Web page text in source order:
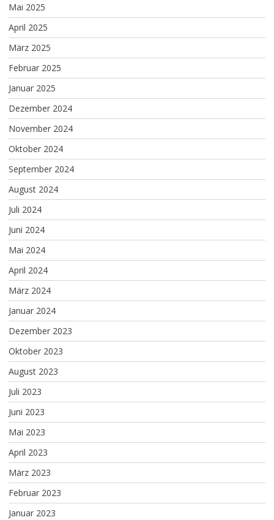
Mai 2025
April 2025
März 2025
Februar 2025
Januar 2025
Dezember 2024
November 2024
Oktober 2024
September 2024
August 2024
Juli 2024
Juni 2024
Mai 2024
April 2024
März 2024
Januar 2024
Dezember 2023
Oktober 2023
August 2023
Juli 2023
Juni 2023
Mai 2023
April 2023
März 2023
Februar 2023
Januar 2023